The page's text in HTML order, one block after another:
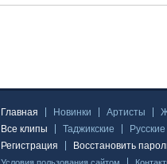
Главная Новинки Артисты
Все клипы
Таджикские
Русские
Регистрация
Восстановить